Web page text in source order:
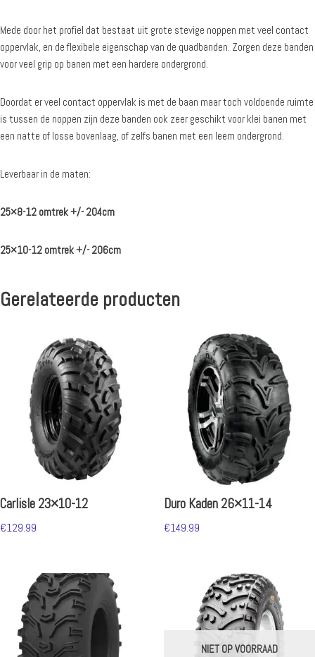
Mede door het profiel dat bestaat uit grote stevige noppen met veel contact
oppervlak, en de flexibele eigenschap van de quadbanden. Zorgen deze banden
voor veel grip op banen met een hardere ondergrond.
Doordat er veel contact oppervlak is met de baan maar toch voldoende ruimte
is tussen de noppen zijn deze banden ook zeer geschikt voor klei banen met
een natte of losse bovenlaag, of zelfs banen met een leem ondergrond.
Leverbaar in de maten:
25×8-12 omtrek +/- 204cm
25×10-12 omtrek +/- 206cm
Gerelateerde producten
Carlisle 23×10-12
€129.99
Duro Kaden 26×11-14
€149.99
NIET OP VOORRAAD